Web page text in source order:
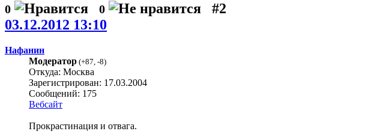
0 0
#2
03.12.2012 13:10
Нафанин
Модератор (+87, -8)
Откуда: Москва
Зарегистрирован: 17.03.2004
Сообщений: 175
Вебсайт
Прокрастинация и отвага.